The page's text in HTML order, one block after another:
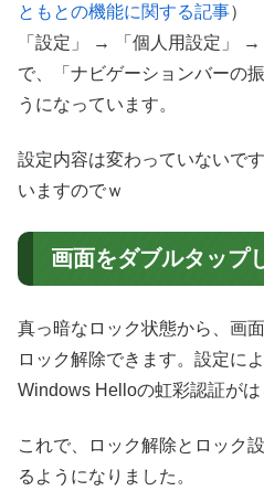
ともとの機能に関する記事）
「設定」 → 「個人用設定」 →
で、「ナビゲーションバーの
うになっています。
設定内容は変わっていないで
いますのでｗ
画面をダブルタップ
真っ暗なロック状態から、画
ロック解除できます。設定に
Windows Helloの虹彩認証がは
これで、ロック解除とロック
るようになりました。